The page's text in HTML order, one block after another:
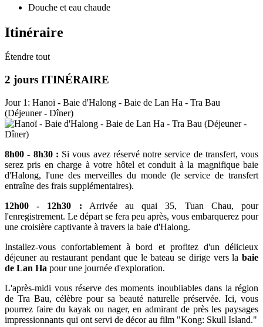
Douche et eau chaude
Itinéraire
Étendre tout
2 jours ITINÉRAIRE
Jour 1: Hanoï - Baie d'Halong - Baie de Lan Ha - Tra Bau
(Déjeuner - Dîner)
8h00 - 8h30 : Si vous avez réservé notre service de transfert, vous
serez pris en charge à votre hôtel et conduit à la magnifique baie
d'Halong, l'une des merveilles du monde (le service de transfert
entraîne des frais supplémentaires).
12h00 - 12h30 : Arrivée au quai 35, Tuan Chau, pour
l'enregistrement. Le départ se fera peu après, vous embarquerez pour
une croisière captivante à travers la baie d'Halong.
Installez-vous confortablement à bord et profitez d'un délicieux
déjeuner au restaurant pendant que le bateau se dirige vers la baie
de Lan Ha pour une journée d'exploration.
L'après-midi vous réserve des moments inoubliables dans la région
de Tra Bau, célèbre pour sa beauté naturelle préservée. Ici, vous
pourrez faire du kayak ou nager, en admirant de près les paysages
impressionnants qui ont servi de décor au film "Kong: Skull Island."